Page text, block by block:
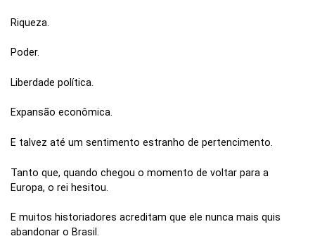
Riqueza.
Poder.
Liberdade política.
Expansão econômica.
E talvez até um sentimento estranho de pertencimento.
Tanto que, quando chegou o momento de voltar para a
Europa, o rei hesitou.
E muitos historiadores acreditam que ele nunca mais quis
abandonar o Brasil.